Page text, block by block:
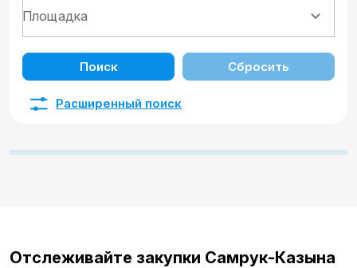
Поиск Сбросить
Расширенный поиск
Отслеживайте закупки Самрук-Казына